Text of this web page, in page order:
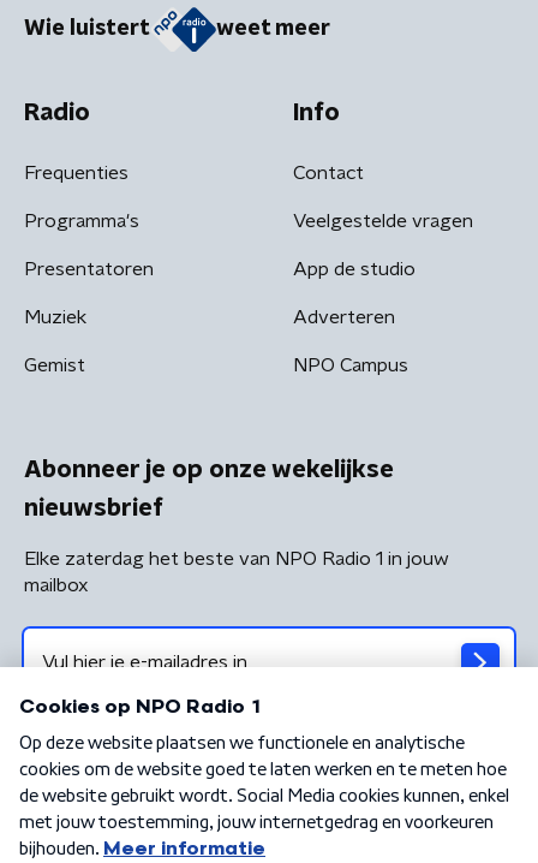
Wie luistert weet meer
Radio
Frequenties
Programma's
Presentatoren
Muziek
Gemist
Info
Contact
Veelgestelde vragen
App de studio
Adverteren
NPO Campus
Abonneer je op onze wekelijkse
nieuwsbrief
Elke zaterdag het beste van NPO Radio 1 in jouw
mailbox
Algemene voorwaarden